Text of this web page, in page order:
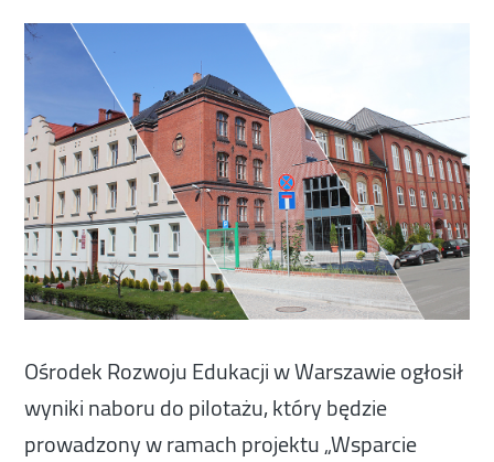
Ośrodek Rozwoju Edukacji w Warszawie ogłosił
wyniki naboru do pilotażu, który będzie
prowadzony w ramach projektu „Wsparcie